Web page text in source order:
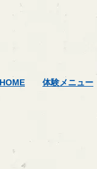
HOME 体験メニュー